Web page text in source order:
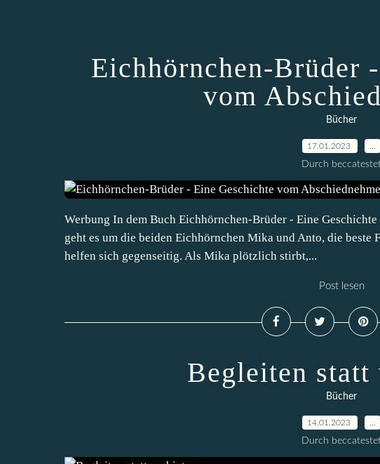
Eichhörnchen-Brüder
vom
Bücher
17.01.2023
Durch
Werbung In dem Buch Eichhörnchen-Brüder - Eine
geht es um die beiden Eichhörnchen Mika und Anto, die beste
helfen sich gegenseitig. Als Mika plötzlich stirbt,...
Post lesen
Begleiten statt
Bücher
14.01.2023
Durch